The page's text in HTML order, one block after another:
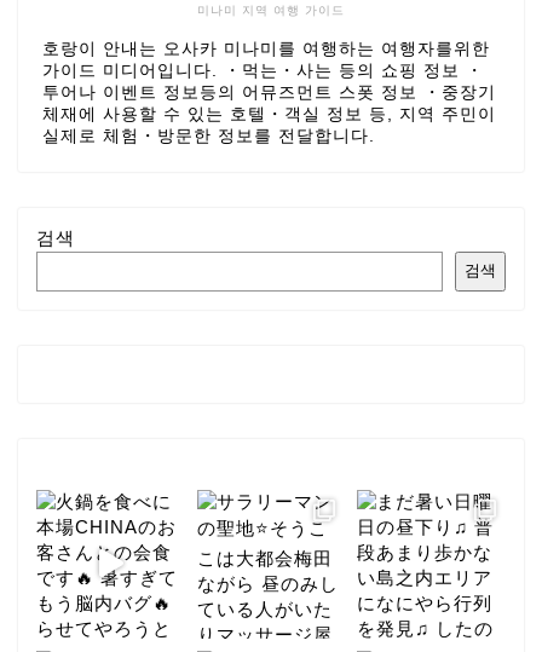
미나미 지역 여행 가이드
호랑이 안내는 오사카 미나미를 여행하는 여행자를위한
가이드 미디어입니다. ・먹는・사는 등의 쇼핑 정보 ・
투어나 이벤트 정보등의 어뮤즈먼트 스폿 정보 ・중장기
체재에 사용할 수 있는 호텔・객실 정보 등, 지역 주민이
실제로 체험・방문한 정보를 전달합니다.
검색
검색